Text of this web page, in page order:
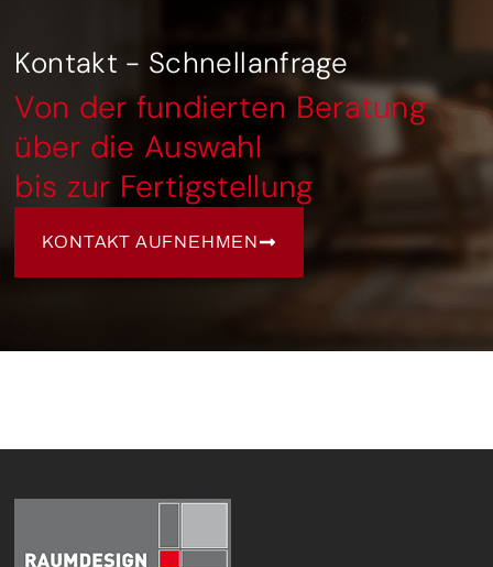
Kontakt - Schnellanfrage
Von der fundierten Beratung
über die Auswahl
bis zur Fertigstellung
KONTAKT AUFNEHMEN